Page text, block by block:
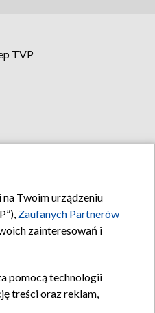
TVP
Twoim urządzeniu
Zaufanych Partnerów
zainteresowań i
pomocą technologii
treści oraz reklam,